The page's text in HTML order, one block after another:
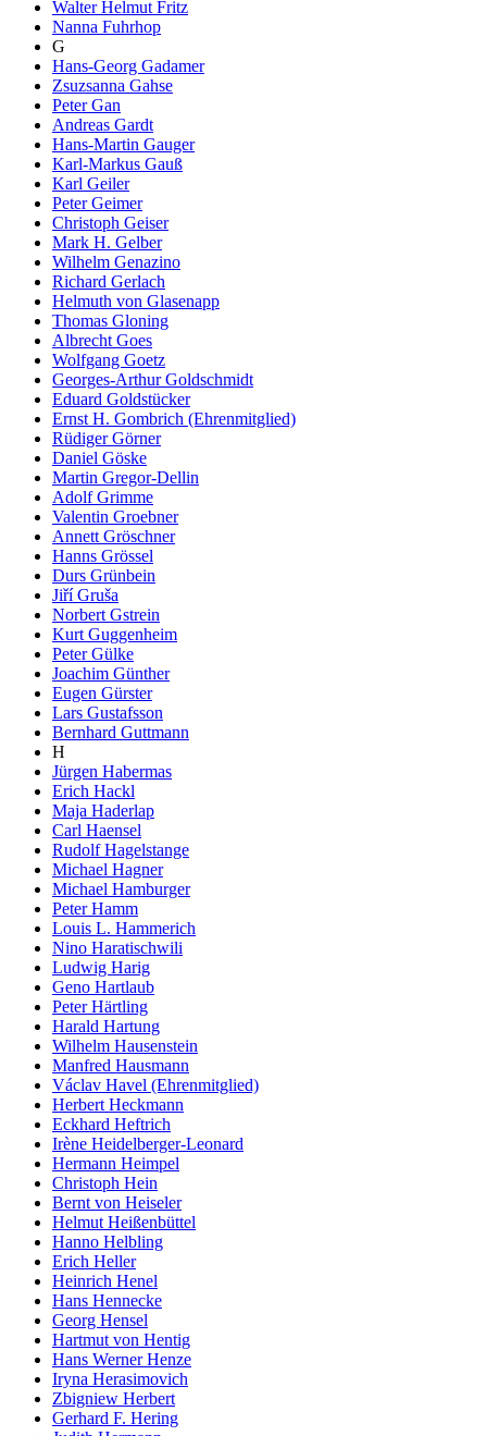
Walter Helmut Fritz
Nanna Fuhrhop
G
Hans-Georg Gadamer
Zsuzsanna Gahse
Peter Gan
Andreas Gardt
Hans-Martin Gauger
Karl-Markus Gauß
Karl Geiler
Peter Geimer
Christoph Geiser
Mark H. Gelber
Wilhelm Genazino
Richard Gerlach
Helmuth von Glasenapp
Thomas Gloning
Albrecht Goes
Wolfgang Goetz
Georges-Arthur Goldschmidt
Eduard Goldstücker
Ernst H. Gombrich (Ehrenmitglied)
Rüdiger Görner
Daniel Göske
Martin Gregor-Dellin
Adolf Grimme
Valentin Groebner
Annett Gröschner
Hanns Grössel
Durs Grünbein
Jiří Gruša
Norbert Gstrein
Kurt Guggenheim
Peter Gülke
Joachim Günther
Eugen Gürster
Lars Gustafsson
Bernhard Guttmann
H
Jürgen Habermas
Erich Hackl
Maja Haderlap
Carl Haensel
Rudolf Hagelstange
Michael Hagner
Michael Hamburger
Peter Hamm
Louis L. Hammerich
Nino Haratischwili
Ludwig Harig
Geno Hartlaub
Peter Härtling
Harald Hartung
Wilhelm Hausenstein
Manfred Hausmann
Václav Havel (Ehrenmitglied)
Herbert Heckmann
Eckhard Heftrich
Irène Heidelberger-Leonard
Hermann Heimpel
Christoph Hein
Bernt von Heiseler
Helmut Heißenbüttel
Hanno Helbling
Erich Heller
Heinrich Henel
Hans Hennecke
Georg Hensel
Hartmut von Hentig
Hans Werner Henze
Iryna Herasimovich
Zbigniew Herbert
Gerhard F. Hering